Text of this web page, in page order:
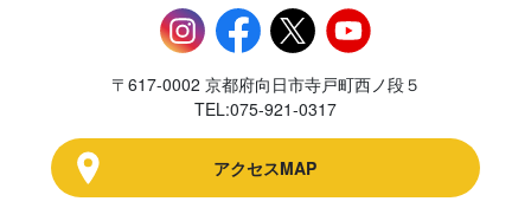
〒617-0002 京都府向日市寺戸町西ノ段５
TEL:075-921-0317
アクセスMAP